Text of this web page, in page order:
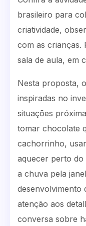
brasileiro para
criatividade,
com as crianças.
sala de aula, em
Nesta proposta,
inspiradas no
situações
tomar chocolate
cachorrinho,
aquecer perto
a chuva pela
desenvolvimento
atenção aos
conversa sobre